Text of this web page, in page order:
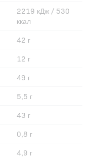
2219 кДж / 530
ккал
42 г
12 г
49 г
5,5 г
43 г
0,8 г
4,9 г